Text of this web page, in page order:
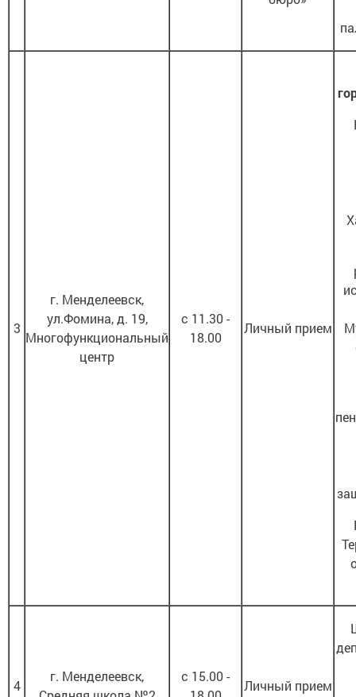
3
г. Менделеевск,
ул.Фомина, д. 19,
Многофункциональный
центр
с 11.30 -
18.00
Личный прием
4
г. Менделеевск,
с 15.00 -
Личный прием